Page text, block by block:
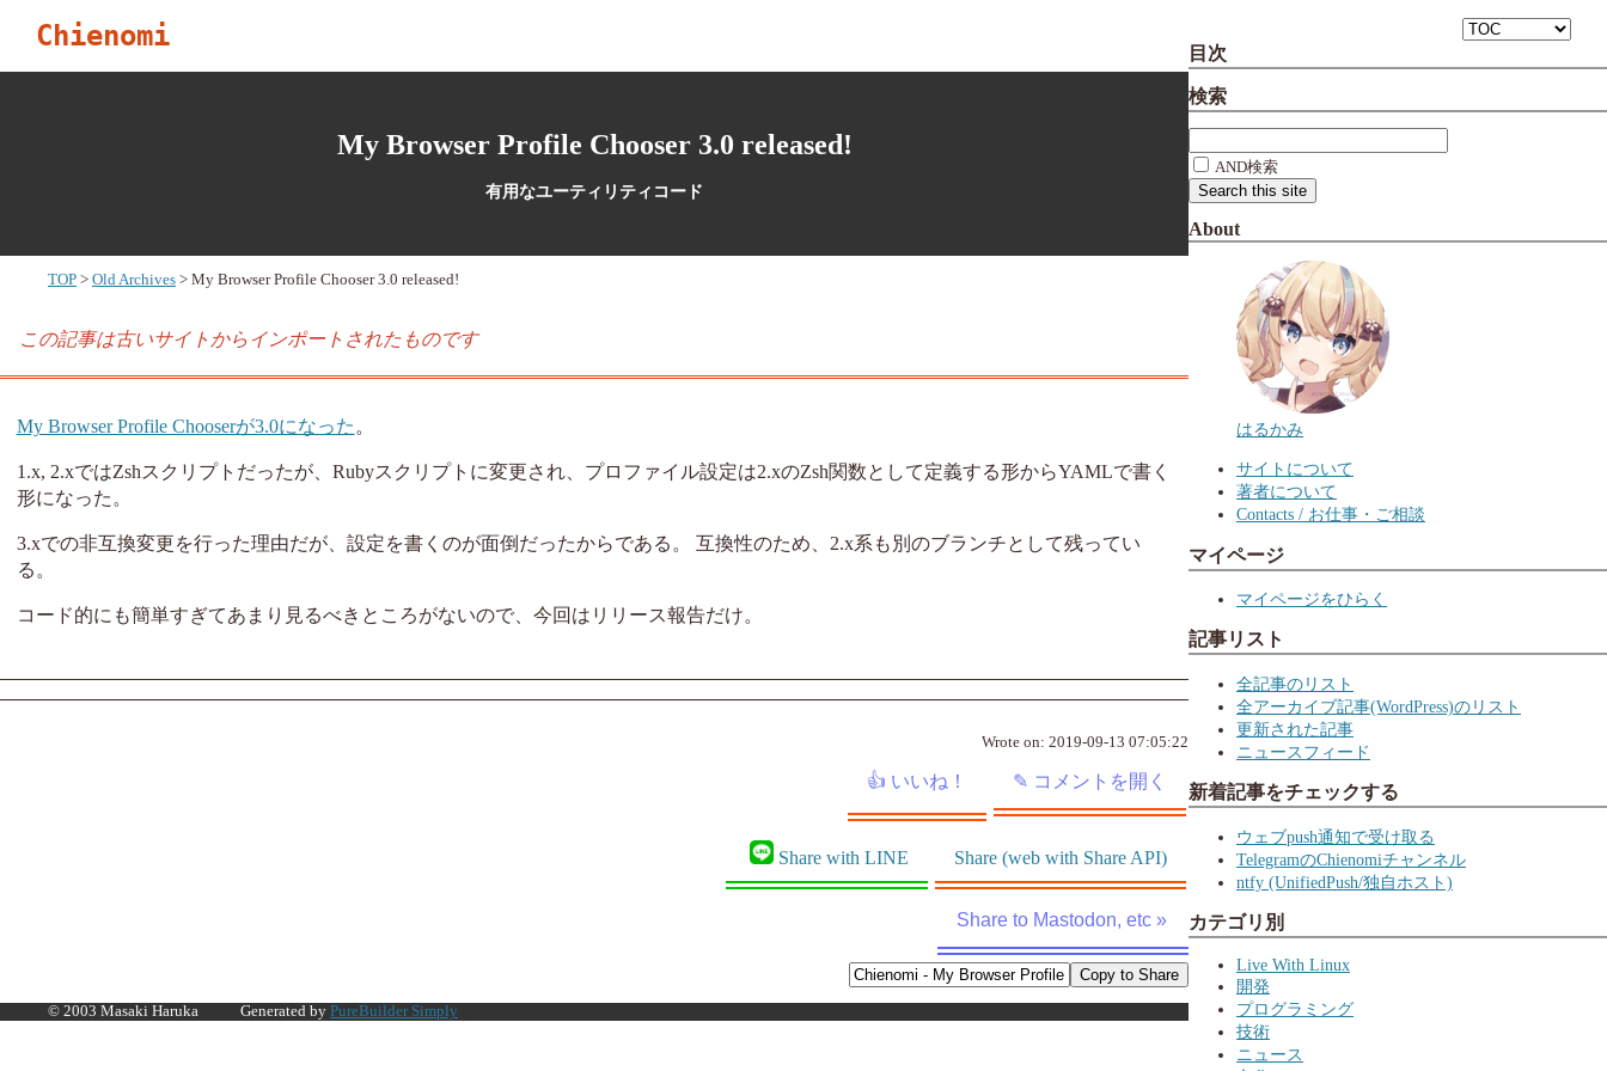
Chienomi
My Browser Profile Chooser 3.0 released!
有用なユーティリティコード
TOP Old Archives My Browser Profile Chooser 3.0 released!
この記事は古いサイトからインポートされたものです
My Browser Profile Chooserが3.0になった 。
1.x, 2.xではZshスクリプトだったが、Rubyスクリプトに変更され、プロファイル設定は2.xのZsh関数として定義する形からYAMLで書く
形になった。
3.xでの非互換変更を行った理由だが、設定を書くのが面倒だったからである。 互換性のため、2.x系も別のブランチとして残ってい
る。
コード的にも簡単すぎてあまり見るべきところがないので、今回はリリース報告だけ。
Wrote on: 2019-09-13 07:05:22
Share with LINE Share (web with Share API)
Share to Mastodon, etc »
目次
検索
AND検索
About
はるかみ
サイトについて
著者について
Contacts / お仕事・ご相談
マイページ
マイページをひらく
記事リスト
全記事のリスト
全アーカイブ記事(WordPress)のリスト
更新された記事
ニュースフィード
新着記事をチェックする
ウェブpush通知で受け取る
TelegramのChienomiチャンネル
ntfy (UnifiedPush/独自ホスト)
カテゴリ別
Live With Linux
開発
プログラミング
技術
ニュース
© 2003 Masaki Haruka Generated by PureBuilder Simply